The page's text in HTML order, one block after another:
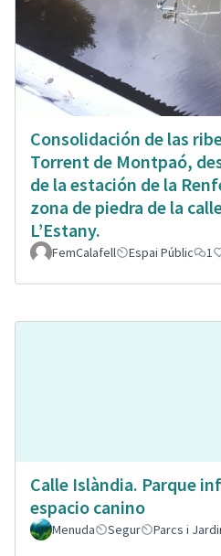
Consolidación de las
Torrent de Montpaó,
de la estación de la
zona de piedra de la
L’Estany.
FemCalafell Espai Públic 1
Calle Islàndia. Parque
espacio canino
Menuda Segur Parcs i